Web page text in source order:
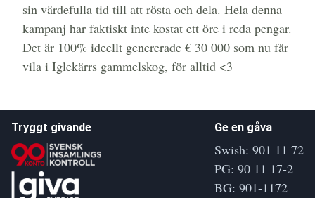
sin värdefulla tid till att rösta och dela. Hela denna
kampanj har faktiskt inte kostat ett öre i reda pengar.
Det är 100% ideellt genererade € 30 000 som nu får
vila i Iglekärrs gammelskog, för alltid <3
Tryggt givande Ge en gåva
Swish: 901 11 72
PG: 90 11 17-2
BG: 901-1172